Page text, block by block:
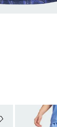
Add to Wishlist